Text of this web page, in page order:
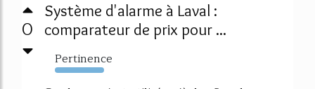
0
Système d'alarme à Laval :
comparateur de prix pour ...
Pertinence
7926%